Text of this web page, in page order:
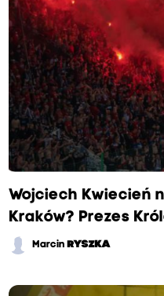
Wojciech Kwiecień
Kraków? Prezes
Marcin RYSZKA